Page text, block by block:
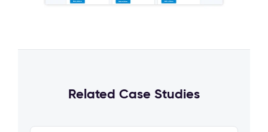
Related Case Studies